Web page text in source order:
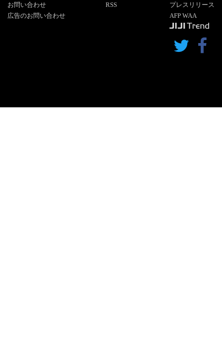
お問い合わせ
広告のお問い合わせ
RSS
プレスリリース
AFP WAA